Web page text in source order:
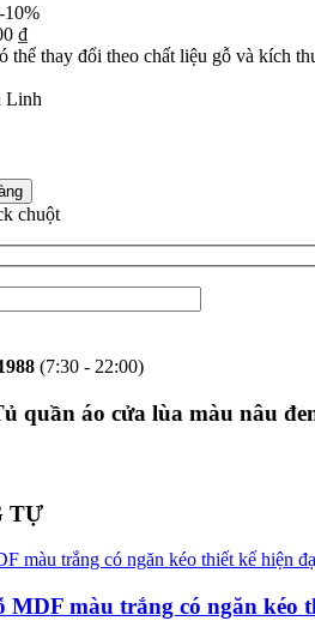
-10%
₫
thể thay đổi theo chất liệu gỗ và kích
Linh
chuột
(7:30 - 22:00)
quần áo cửa lùa màu nâu
TỰ
MDF màu trắng có ngăn kéo